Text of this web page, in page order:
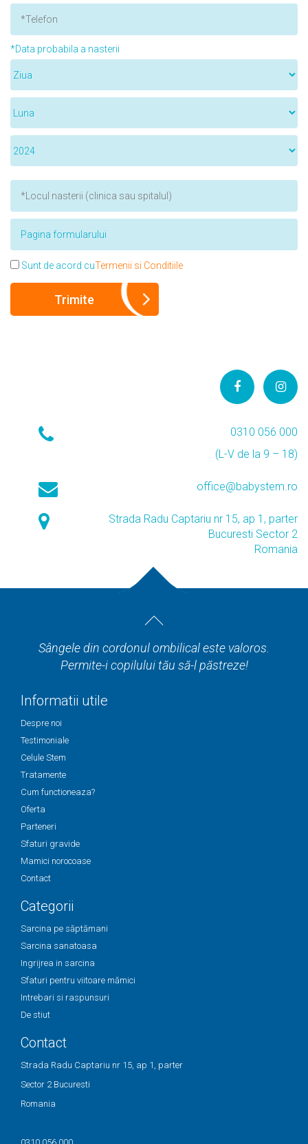
*Data probabila a nasterii
Sunt de acord cuTermenii si Conditiile
0310 056 000
(L-V de la 9 – 18)
office@babystem.ro
Strada Radu Captariu nr 15, ap 1, parter
Bucuresti Sector 2
Romania
Sângele din cordonul ombilical este valoros.
Permite-i copilului tău să-l păstreze!
Informatii utile
Despre noi
Testimoniale
Celule Stem
Tratamente
Cum functioneaza?
Oferta
Parteneri
Sfaturi gravide
Mamici norocoase
Contact
Categorii
Sarcina pe săptămani
Sarcina sanatoasa
Ingrijrea in sarcina
Sfaturi pentru viitoare mămici
Intrebari si raspunsuri
De stiut
Contact
Strada Radu Captariu nr 15, ap 1, parter
Sector 2 Bucuresti
Romania